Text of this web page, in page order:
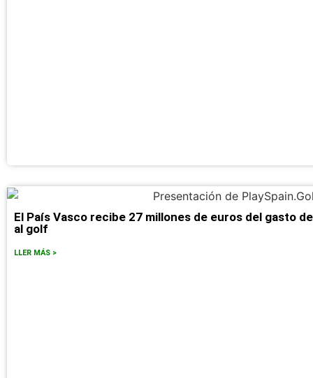
El País Vasco recibe 27 millones de euros del gasto
al golf
LLER MÁS >